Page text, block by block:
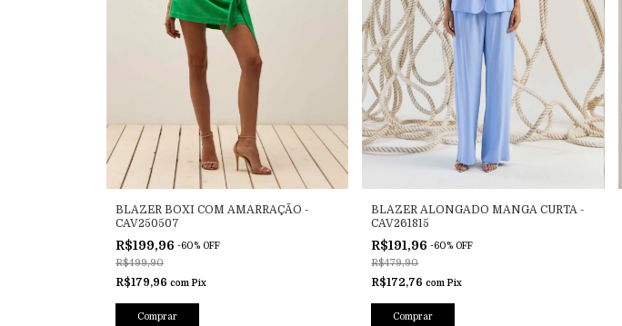
BLAZER BOXI COM AMARRAÇÃO -
CAV250507
R$199,96 -60% OFF
R$499,90
R$179,96 com Pix
Comprar
BLAZER ALONGADO MANGA CURTA -
CAV261815
R$191,96-60% OFF
R$479,90
R$172,76com Pix
Comprar